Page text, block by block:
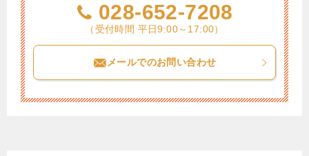
028-652-7208
（受付時間 平日9:00～17:00）
メールでのお問い合わせ